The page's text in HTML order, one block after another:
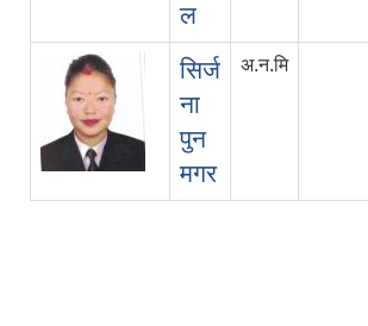
ल
सिर्ज
ना
पुन
मगर
अ.न.मि